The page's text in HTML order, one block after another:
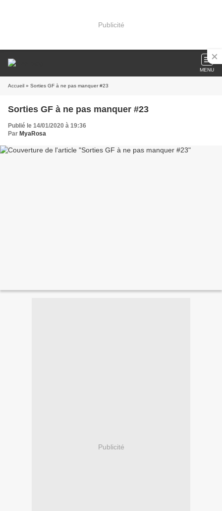
Publicité
MENU
Accueil » Sorties GF à ne pas manquer #23
Sorties GF à ne pas manquer #23
Publié le 14/01/2020 à 19:36
Par MyaRosa
Publicité